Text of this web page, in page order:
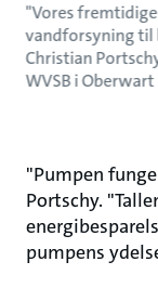
"Vores
vandforsyning til
Christian
WVSB i
"Pumpen
Portschy.
pumpens